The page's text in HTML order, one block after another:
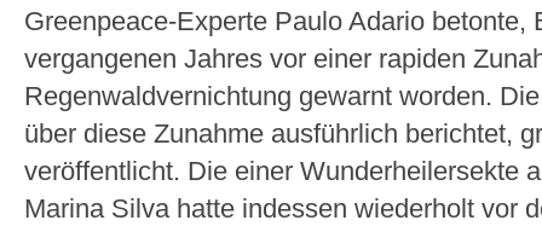
Greenpeace-Experte Paulo Adario betonte,
vergangenen Jahres vor einer rapiden
Regenwaldvernichtung gewarnt worden.
über diese Zunahme ausführlich berichtet,
veröffentlicht. Die einer Wunderheilersekte
Marina Silva hatte indessen wiederholt vor